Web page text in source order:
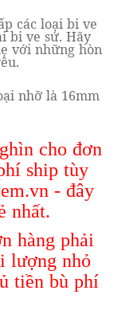
các loại bi ve
bi ve sứ. Hãy
với những hòn
nhỡ là 16mm
cho đơn
ship tùy
- đây
nhất.
hàng phải
lượng nhỏ
tiền bù phí